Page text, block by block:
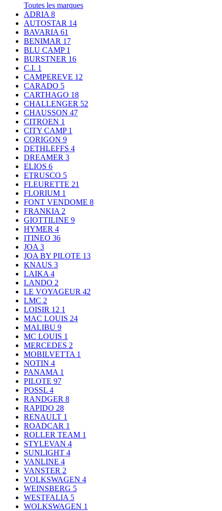
Toutes les marques
ADRIA 8
AUTOSTAR 14
BAVARIA 61
BENIMAR 17
BLU CAMP 1
BURSTNER 16
C.I. 1
CAMPEREVE 12
CARADO 5
CARTHAGO 18
CHALLENGER 52
CHAUSSON 47
CITROEN 1
CITY CAMP 1
CORIGON 9
DETHLEFFS 4
DREAMER 3
ELIOS 6
ETRUSCO 5
FLEURETTE 21
FLORIUM 1
FONT VENDOME 8
FRANKIA 2
GIOTTILINE 9
HYMER 4
ITINEO 36
JOA 3
JOA BY PILOTE 13
KNAUS 3
LAIKA 4
LANDO 2
LE VOYAGEUR 42
LMC 2
LOISIR 12 1
MAC LOUIS 24
MALIBU 9
MC LOUIS 1
MERCEDES 2
MOBILVETTA 1
NOTIN 4
PANAMA 1
PILOTE 97
POSSL 4
RANDGER 8
RAPIDO 28
RENAULT 1
ROADCAR 1
ROLLER TEAM 1
STYLEVAN 4
SUNLIGHT 4
VANLINE 4
VANSTER 2
VOLKSWAGEN 4
WEINSBERG 5
WESTFALIA 5
WOLKSWAGEN 1